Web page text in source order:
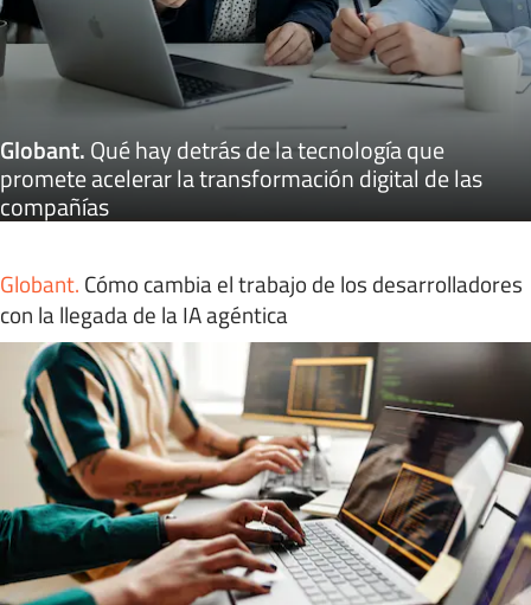
Globant.Qué hay detrás de la tecnología que
promete acelerar la transformación digital de las
compañías
Globant. Cómo cambia el trabajo de los desarrolladores
con la llegada de la IA agéntica